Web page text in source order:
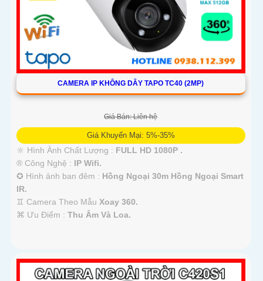
CAMERA IP KHÔNG DÂY TAPO TC40 (2MP)
Giá Bán: Liên hệ
Giá Khuyến Mại: 5%-35%
🔆 Hình Ành Chất Lượng : FULL HD 1080P .
®️ Công Nghệ : IP Wifi.
✪ Hình ảnh ban đêm : Hồng Ngoại 30m Hồng Ngoại Smart
IR.
♊ Camera Theo Mẫu Xoay 360.
️⌘ Ưu Điểm : Thu Âm Và Loa.